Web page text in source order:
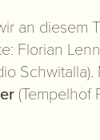
an diesem
Florian
Schwitalla).
(Tempelhof